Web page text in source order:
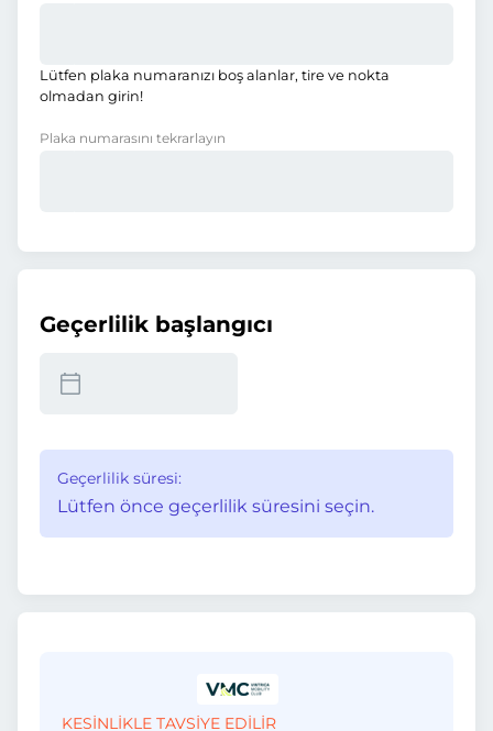
Lütfen plaka numaranızı boş alanlar, tire ve nokta
olmadan girin!
Plaka numarasını tekrarlayın
Geçerlilik başlangıcı
Geçerlilik süresi:
Lütfen önce geçerlilik süresini seçin.
KESİNLİKLE TAVSİYE EDİLİR